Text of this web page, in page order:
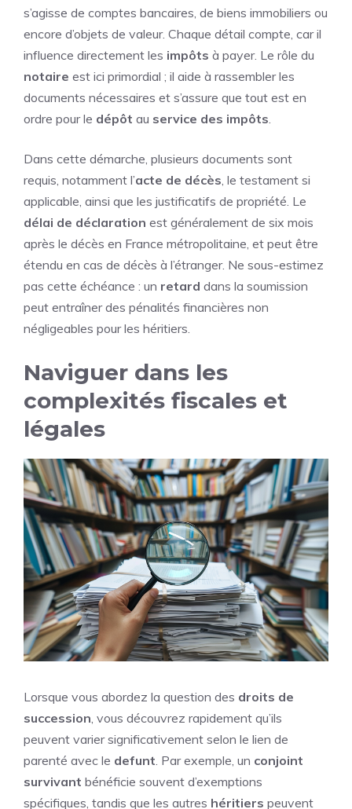
s’agisse de comptes bancaires, de biens immobiliers ou
encore d’objets de valeur. Chaque détail compte, car il
influence directement les impôts à payer. Le rôle du
notaire est ici primordial ; il aide à rassembler les
documents nécessaires et s’assure que tout est en
ordre pour le dépôt au service des impôts
Dans cette démarche, plusieurs documents sont
requis, notamment l’acte de décès , le testament si
applicable, ainsi que les justificatifs de propriété. Le
délai de déclaration est généralement de six mois
après le décès en France métropolitaine, et peut être
étendu en cas de décès à l’étranger. Ne sous-estimez
pas cette échéance : un retard dans la soumission
peut entraîner des pénalités financières non
négligeables pour les héritiers.
Naviguer dans les
complexités fiscales et
légales
Lorsque vous abordez la question des droits de
succession, vous découvrez rapidement qu’ils
peuvent varier significativement selon le lien de
parenté avec le defunt. Par exemple, un conjoint
survivant bénéficie souvent d’exemptions
spécifiques, tandis que les autres héritiers peuvent